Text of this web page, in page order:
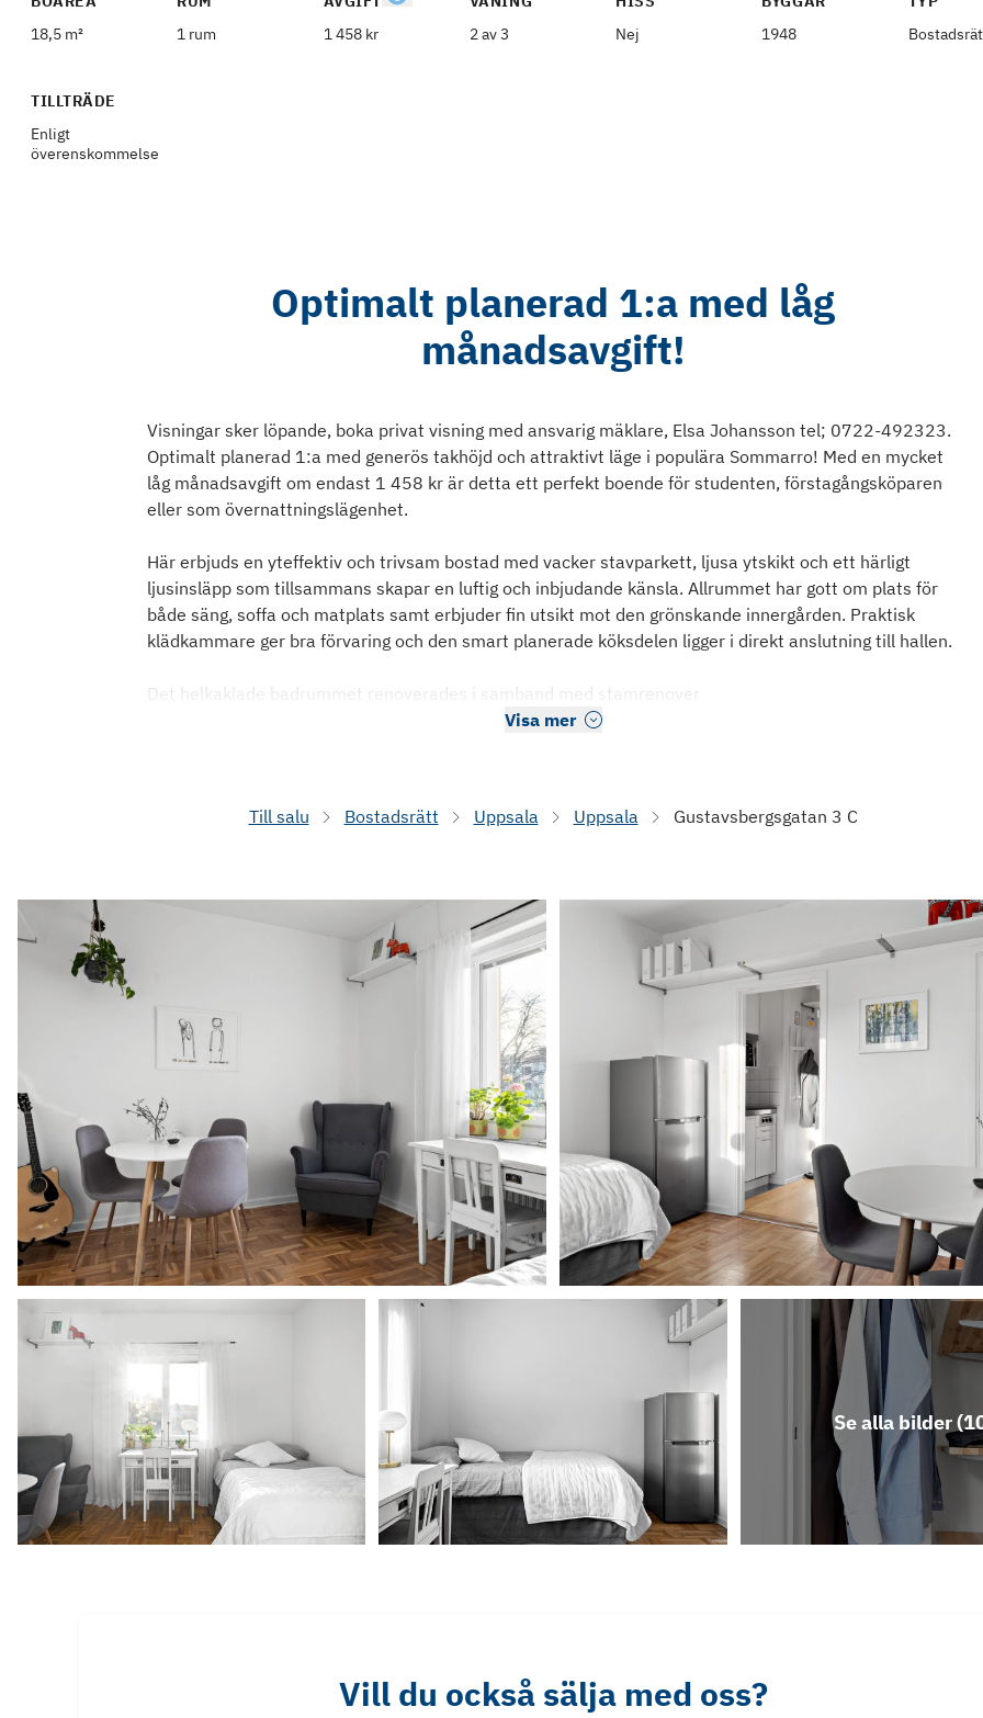
18,5 m²
1 rum
1 458 kr
2 av 3
Nej
1948
TILLTRÄDE
Enligt
överenskommelse
Optimalt planerad 1:a med låg
månadsavgift!
Visningar sker löpande, boka privat visning med ansvarig mäklare, Elsa Johansson tel; 0722-492323.
Optimalt planerad 1:a med generös takhöjd och attraktivt läge i populära Sommarro! Med en mycket
låg månadsavgift om endast 1 458 kr är detta ett perfekt boende för studenten, förstagångsköparen
eller som övernattningslägenhet.
Här erbjuds en yteffektiv och trivsam bostad med vacker stavparkett, ljusa ytskikt och ett härligt
ljusinsläpp som tillsammans skapar en luftig och inbjudande känsla. Allrummet har gott om plats för
både säng, soffa och matplats samt erbjuder fin utsikt mot den grönskande innergården. Praktisk
klädkammare ger bra förvaring och den smart planerade köksdelen ligger i direkt anslutning till hallen.
Det helkaklade badrummet renoverades i samband med stamrenover
Visa mer
Till salu Bostadsrätt Uppsala Uppsala Gustavsbergsgatan 3 C
Se alla bilder (
Vill du också sälja med oss?